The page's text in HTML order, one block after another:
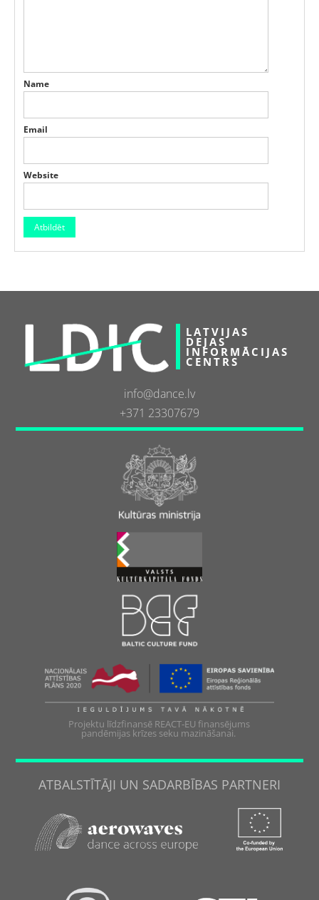
Name
Email
Website
LATVIJAS
DEJAS
INFORMĀCIJAS
CENTRS
info@dance.lv
+371 23307679
Projektu līdzfinansē REACT-EU finansējums
pandēmijas krīzes seku mazināšanai.
ATBALSTĪTĀJI UN SADARBĪBAS PARTNERI